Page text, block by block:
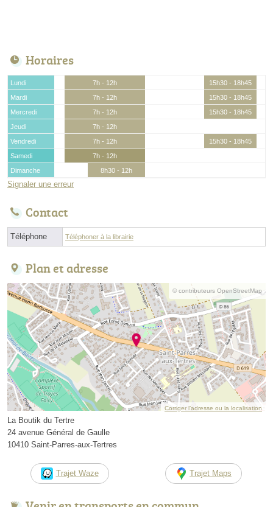
Horaires
Lundi 7h - 12h
15h30 - 18h45
Mardi
7h - 12h
15h30 - 18h45
Mercredi
7h - 12h
15h30 - 18h45
Jeudi
7h - 12h
Vendredi
7h - 12h
15h30 - 18h45
Samedi
7h - 12h
Dimanche
8h30 - 12h
Signaler une erreur
Contact
Téléphone Téléphoner à la librairie
Plan et adresse
© contributeurs OpenStreetMap
Corriger l’adresse ou la localisation
La Boutik du Tertre
24 avenue Général de Gaulle
10410 Saint-Parres-aux-Tertres
Trajet Waze Trajet Maps